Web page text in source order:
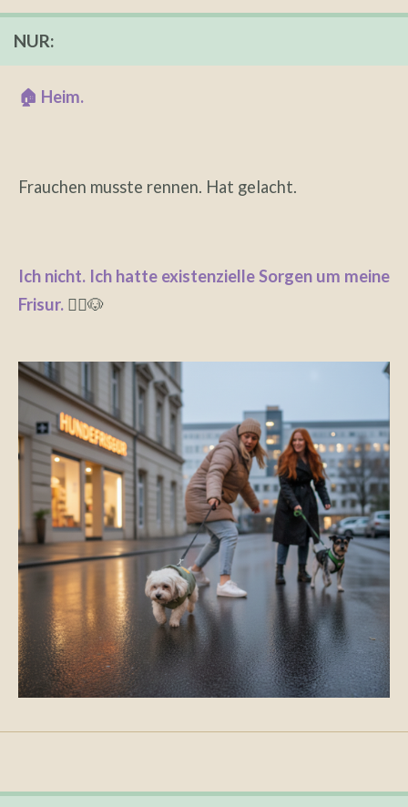
NUR:
🏠 Heim.
Frauchen musste rennen. Hat gelacht.
Ich nicht. Ich hatte existenzielle Sorgen um meine
Frisur. 💇‍♀️🐶